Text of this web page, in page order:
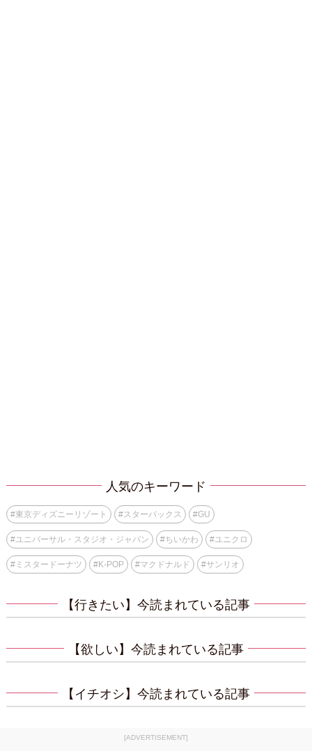
人気のキーワード
#東京ディズニーリゾート #スターバックス #GU
#ユニバーサル・スタジオ・ジャパン #ちいかわ #ユニクロ
#ミスタードーナツ #K-POP #マクドナルド #サンリオ
【行きたい】今読まれている記事
【欲しい】今読まれている記事
【イチオシ】今読まれている記事
[ADVERTISEMENT]